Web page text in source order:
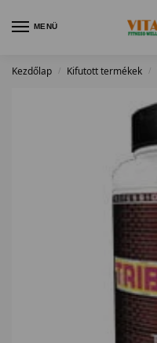
MENÜ
Kezdőlap / Kifutott termékek /